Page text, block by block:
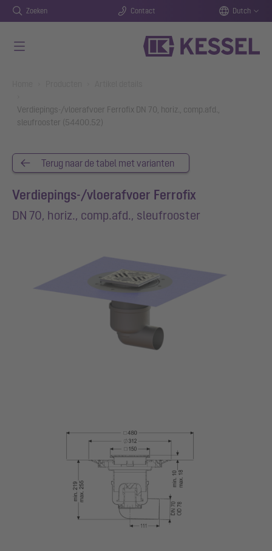
Zoeken Contact Dutch
Verdiepings-/vloerafvoer Ferrofix DN 70, horiz., comp.afd.,
sleufrooster (54400.52)
Terug naar de tabel met varianten
Verdiepings-/vloerafvoer Ferrofix
DN 70, horiz., comp.afd., sleufrooster